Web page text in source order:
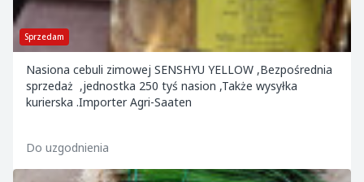
Sprzedam
Nasiona cebuli zimowej SENSHYU YELLOW ,Bezpośrednia
sprzedaż ,jednostka 250 tyś nasion ,Także wysyłka
kurierska .Importer Agri-Saaten
Do uzgodnienia